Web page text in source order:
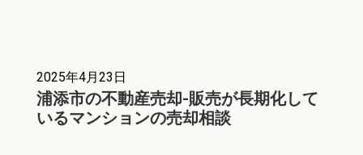
2025年4月23日
浦添市の不動産売却-販売が長期化して
いるマンションの売却相談